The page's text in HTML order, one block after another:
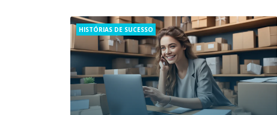
Categories
HISTÓRIAS DE SUCESSO